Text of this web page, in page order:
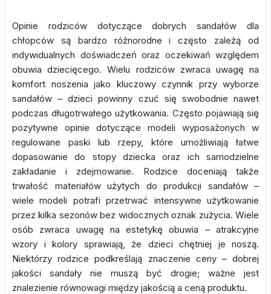
Opinie rodziców dotyczące dobrych sandałów dla
chłopców są bardzo różnorodne i często zależą od
indywidualnych doświadczeń oraz oczekiwań względem
obuwia dziecięcego. Wielu rodziców zwraca uwagę na
komfort noszenia jako kluczowy czynnik przy wyborze
sandałów – dzieci powinny czuć się swobodnie nawet
podczas długotrwałego użytkowania. Często pojawiają się
pozytywne opinie dotyczące modeli wyposażonych w
regulowane paski lub rzepy, które umożliwiają łatwe
dopasowanie do stopy dziecka oraz ich samodzielne
zakładanie i zdejmowanie. Rodzice doceniają także
trwałość materiałów użytych do produkcji sandałów –
wiele modeli potrafi przetrwać intensywne użytkowanie
przez kilka sezonów bez widocznych oznak zużycia. Wiele
osób zwraca uwagę na estetykę obuwia – atrakcyjne
wzory i kolory sprawiają, że dzieci chętniej je noszą.
Niektórzy rodzice podkreślają znaczenie ceny – dobrej
jakości sandały nie muszą być drogie; ważne jest
znalezienie równowagi między jakością a ceną produktu.